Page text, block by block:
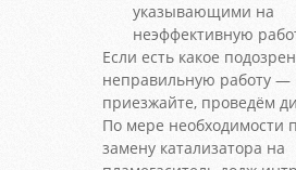
указывающими на
неэффективную
Если есть какое
неправильную работу —
приезжайте, проведём
По мере необходимости
замену катализатора на